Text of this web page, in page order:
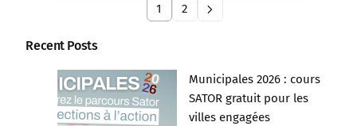
1 2
Recent Posts
Municipales 2026 : cours
SATOR gratuit pour les
villes engagées